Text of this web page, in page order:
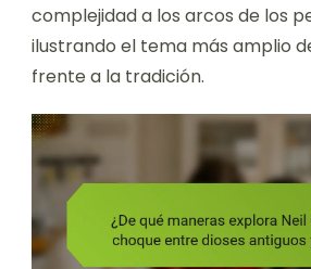
complejidad a los arcos de los
ilustrando el tema más amplio
frente a la tradición.